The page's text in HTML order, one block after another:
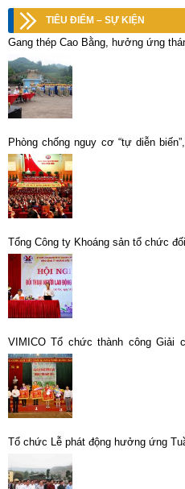
TIÊU ĐIỂM – SỰ KIỆN
Gang thép Cao Bằng, hưởng ứng
Phòng chống nguy cơ “tự diễn
đề sống còn của Đảng và chế độ ta
Tổng Công ty Khoáng sản tổ chức
VIMICO Tổ chức thành công Giải
2018
Tổ chức Lễ phát động hưởng ứng